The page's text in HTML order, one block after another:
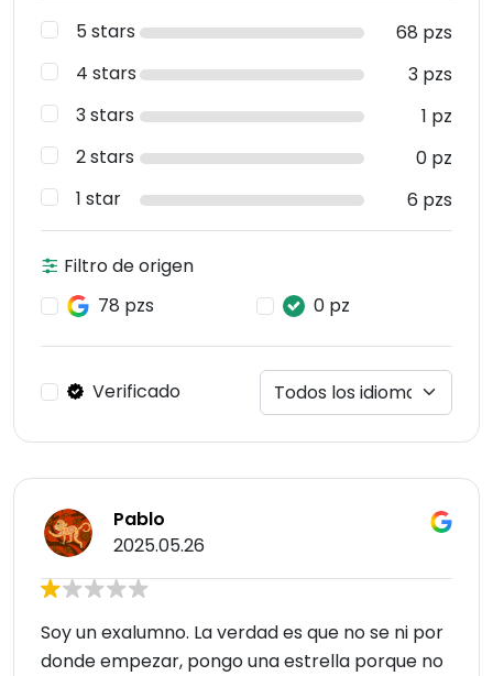
5 stars
68 pzs
4 stars
3 pzs
3 stars
1 pz
2 stars
0 pz
1 star
6 pzs
Filtro de origen
78 pzs
0 pz
Verificado
Pablo
2025.05.26
Soy un exalumno. La verdad es que no se ni por
donde empezar, pongo una estrella porque no